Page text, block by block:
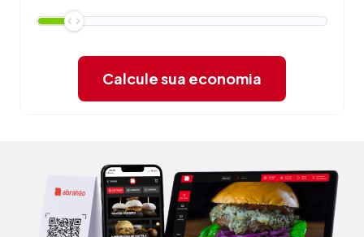
Calcule sua economia